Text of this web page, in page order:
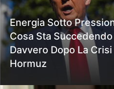
Energia Sotto
Cosa Sta Succedendo
Davvero Dopo La Crisi
Hormuz